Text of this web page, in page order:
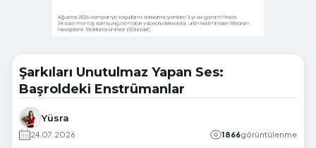
Şarkıları Unutulmaz Yapan Ses:
Başroldeki Enstrümanlar
Yüsra
24.07.2026 1866görüntülenme